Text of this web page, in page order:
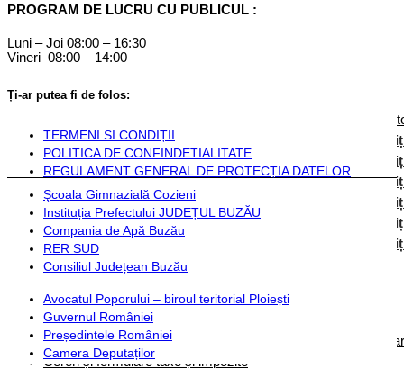
STATUT COZIENI
Inființarea Primăriei Cozieni
Documente financiare
Hotărârile autorității deliberative 2024
Hotărârile autorității deliberative 2025
Hotărârile autorității deliberative 2026
Hotărârile autorității deliberative 2027
Hotărârile autorității deliberative 2028
Hotărârile autorității deliberative 2029
Dispozițiile
Plată taxe și impozite
Documente necesare pentru completarea cererilor şi
Cereri și formulare taxe și impozite
PROGRAM DE LUCRU CU PUBLICUL :
Luni – Joi 08:00 – 16:30
Vineri 08:00 – 14:00
Ți-ar putea fi de folos:
TERMENI SI CONDIȚII
POLITICA DE CONFINDETIALITATE
REGULAMENT GENERAL DE PROTECȚIA DATELOR
Şcoala Gimnazială Cozieni
Instituția Prefectului JUDEȚUL BUZĂU
Compania de Apă Buzău
RER SUD
Consiliul Județean Buzău
Avocatul Poporului – biroul teritorial Ploiești
Guvernul României
Președintele României
Camera Deputaților